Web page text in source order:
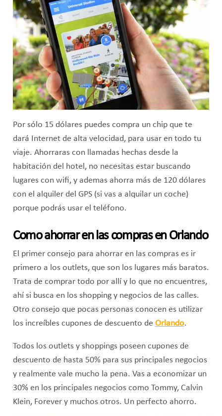
Por sólo 15 dólares puedes compra un chip que te
dará Internet de alta velocidad, para usar en todo tu
viaje. Ahorraras con llamadas hechas desde la
habitación del hotel, no necesitas estar buscando
lugares con wifi, y ademas ahorra más de 120 dólares
con el alquiler del GPS (si vas a alquilar un coche)
porque podrás usar el teléfono.
Como ahorrar en las compras en Orlando
El primer consejo para ahorrar en las compras es ir
primero a los outlets, que son los lugares más baratos.
Trata de comprar todo por allí y lo que no encuentres,
ahí si busca en los shopping y negocios de las calles.
Otro consejo que pocas personas conocen es utilizar
los increíbles cupones de descuento de Orlando.
Todos los outlets y shoppings poseen cupones de
descuento de hasta 50% para sus principales negocios
y realmente vale mucho la pena. Vas a economizar un
30% en los principales negocios como Tommy, Calvin
Klein, Forever y muchos otros. Un perfecto ahorro.